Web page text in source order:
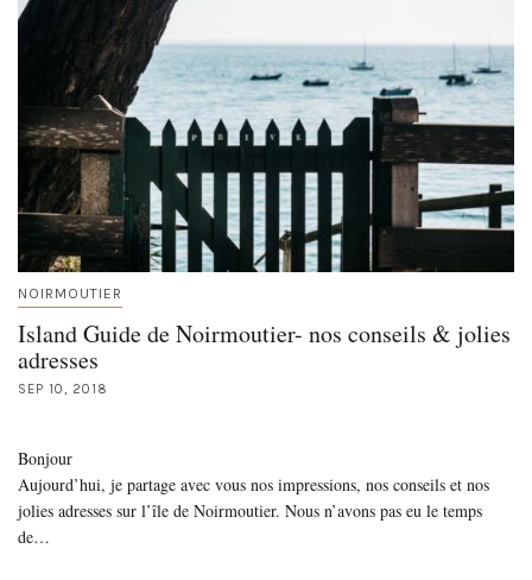
NOIRMOUTIER
Island Guide de Noirmoutier- nos conseils & jolies
adresses
SEP 10, 2018
Bonjour
Aujourd’hui, je partage avec vous nos impressions, nos conseils et nos
jolies adresses sur l’île de Noirmoutier. Nous n’avons pas eu le temps
de…